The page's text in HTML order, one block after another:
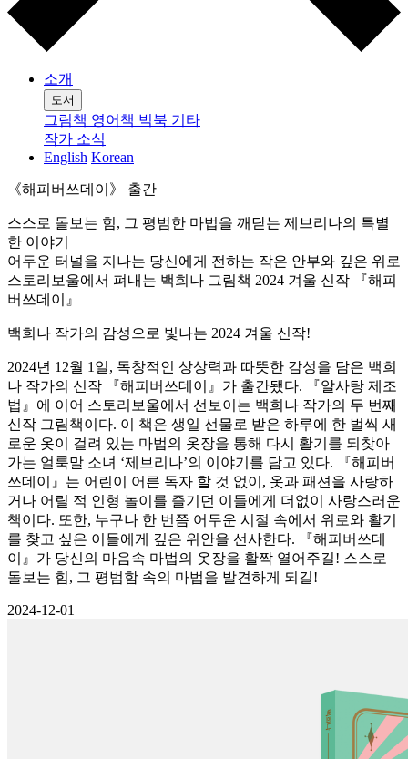
소개
도서
그림책 영어책 빅북 기타
작가 소식
English Korean
《해피버쓰데이》 출간
스스로 돌보는 힘, 그 평범한 마법을 깨닫는 제브리나의 특별
한 이야기
어두운 터널을 지나는 당신에게 전하는 작은 안부와 깊은 위로
스토리보울에서 펴내는 백희나 그림책 2024 겨울 신작 『해피
버쓰데이』
백희나 작가의 감성으로 빛나는 2024 겨울 신작!
2024년 12월 1일, 독창적인 상상력과 따뜻한 감성을 담은 백희
나 작가의 신작 『해피버쓰데이』가 출간됐다. 『알사탕 제조
법』에 이어 스토리보울에서 선보이는 백희나 작가의 두 번째
신작 그림책이다. 이 책은 생일 선물로 받은 하루에 한 벌씩 새
로운 옷이 걸려 있는 마법의 옷장을 통해 다시 활기를 되찾아
가는 얼룩말 소녀 ‘제브리나’의 이야기를 담고 있다. 『해피버
쓰데이』는 어린이 어른 독자 할 것 없이, 옷과 패션을 사랑하
거나 어릴 적 인형 놀이를 즐기던 이들에게 더없이 사랑스러운
책이다. 또한, 누구나 한 번쯤 어두운 시절 속에서 위로와 활기
를 찾고 싶은 이들에게 깊은 위안을 선사한다. 『해피버쓰데
이』가 당신의 마음속 마법의 옷장을 활짝 열어주길! 스스로
돌보는 힘, 그 평범함 속의 마법을 발견하게 되길!
2024-12-01